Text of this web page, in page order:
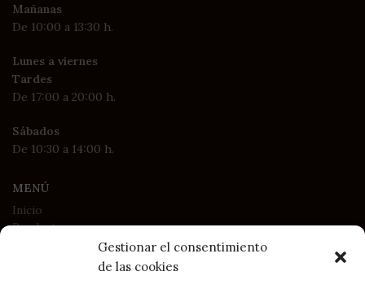
Gestionar el consentimiento
de las cookies
Mañanas
De 10:00 a 13:30 h.
Lunes a viernes
Tardes
De 17:00 a 20:00 h.
Sábados
De 10:30 a 14:00 h.
MENÚ
Inicio
Productos